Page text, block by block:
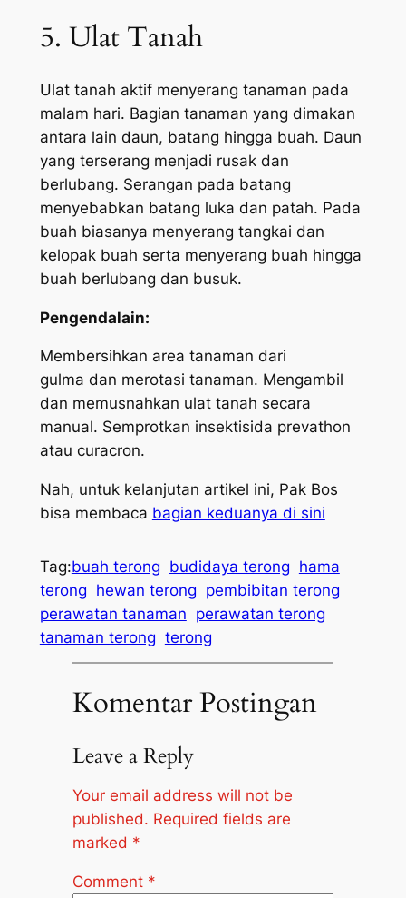
5. Ulat Tanah
Ulat tanah aktif menyerang tanaman pada
malam hari. Bagian tanaman yang dimakan
antara lain daun, batang hingga buah. Daun
yang terserang menjadi rusak dan
berlubang. Serangan pada batang
menyebabkan batang luka dan patah. Pada
buah biasanya menyerang tangkai dan
kelopak buah serta menyerang buah hingga
buah berlubang dan busuk.
Pengendalain:
Membersihkan area tanaman dari
gulma dan merotasi tanaman. Mengambil
dan memusnahkan ulat tanah secara
manual. Semprotkan insektisida prevathon
atau curacron.
Nah, untuk kelanjutan artikel ini, Pak Bos
bisa membaca bagian keduanya di sini
Tag:buah terong budidaya terong hama
terong hewan terong pembibitan terong
perawatan tanaman perawatan terong
tanaman terong terong
Komentar Postingan
Leave a Reply
Your email address will not be
published. Required fields are
marked *
Comment *